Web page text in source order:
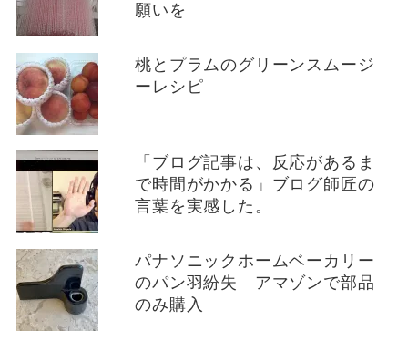
願いを
桃とプラムのグリーンスムージ
ーレシピ
「ブログ記事は、反応があるま
で時間がかかる」ブログ師匠の
言葉を実感した。
パナソニックホームベーカリー
のパン羽紛失 アマゾンで部品
のみ購入